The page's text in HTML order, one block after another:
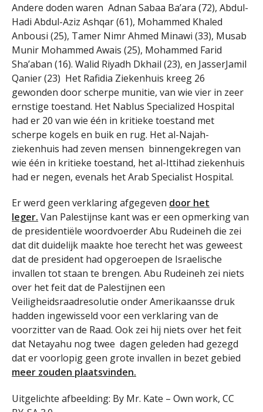
Andere doden waren Adnan Sabaa Ba’ara (72), Abdul-
Hadi Abdul-Aziz Ashqar (61), Mohammed Khaled
Anbousi (25), Tamer Nimr Ahmed Minawi (33), Musab
Munir Mohammed Awais (25), Mohammed Farid
Sha’aban (16). Walid Riyadh Dkhail (23), en JasserJamil
Qanier (23) Het Rafidia Ziekenhuis kreeg 26
gewonden door scherpe munitie, van wie vier in zeer
ernstige toestand. Het Nablus Specialized Hospital
had er 20 van wie één in kritieke toestand met
scherpe kogels en buik en rug. Het al-Najah-
ziekenhuis had zeven mensen binnengekregen van
wie één in kritieke toestand, het al-Ittihad ziekenhuis
had er negen, evenals het Arab Specialist Hospital.
Er werd geen verklaring afgegeven door het
leger. Van Palestijnse kant was er een opmerking van
de presidentiële woordvoerder Abu Rudeineh die zei
dat dit duidelijk maakte hoe terecht het was geweest
dat de president had opgeroepen de Israelische
invallen tot staan te brengen. Abu Rudeineh zei niets
over het feit dat de Palestijnen een
Veiligheidsraadresolutie onder Amerikaansse druk
hadden ingewisseld voor een verklaring van de
voorzitter van de Raad. Ook zei hij niets over het feit
dat Netayahu nog twee dagen geleden had gezegd
dat er voorlopig geen grote invallen in bezet gebied
meer zouden plaatsvinden.
Uitgelichte afbeelding: By Mr. Kate – Own work, CC